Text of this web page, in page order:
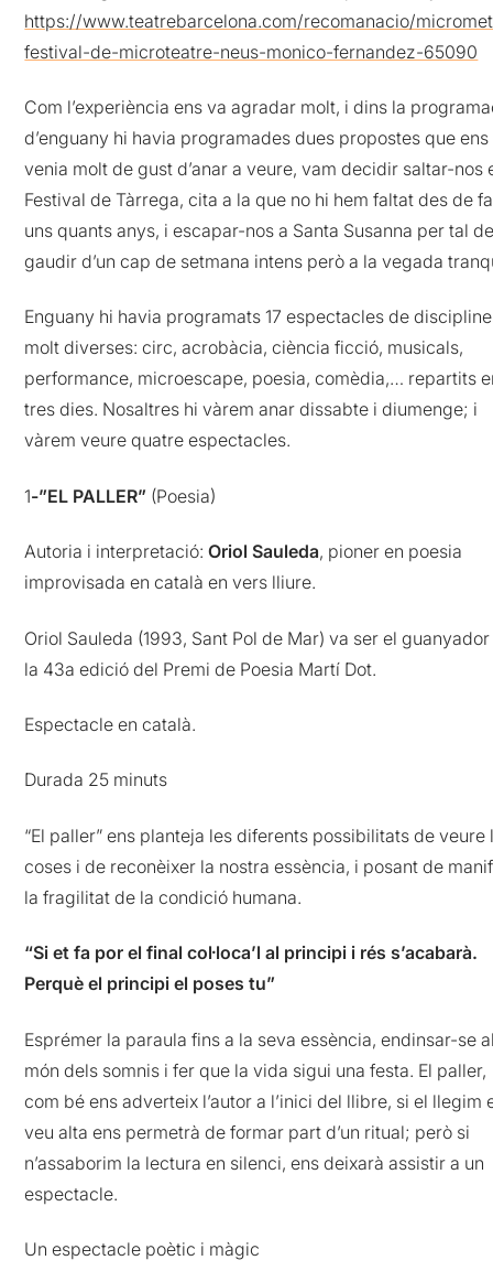
https://www.teatrebarcelona.com/recomanacio/
festival-de-microteatre-neus-monico-fernandez-65090
Com l’experiència ens va agradar molt, i dins la
d’enguany hi havia programades dues propostes que ens
venia molt de gust d’anar a veure, vam decidir saltar-nos
Festival de Tàrrega, cita a la que no hi hem faltat des de fa
uns quants anys, i escapar-nos a Santa Susanna per tal
gaudir d’un cap de setmana intens però a la vegada
Enguany hi havia programats 17 espectacles de
molt diverses: circ, acrobàcia, ciència ficció, musicals,
performance, microescape, poesia, comèdia,… repartits
tres dies. Nosaltres hi vàrem anar dissabte i diumenge; i
vàrem veure quatre espectacles.
1-”EL PALLER” (Poesia)
Autoria i interpretació:Oriol Sauleda, pioner en poesia
improvisada en català en vers lliure.
Oriol Sauleda (1993, Sant Pol de Mar) va ser el
la 43a edició del Premi de Poesia Martí Dot.
Espectacle en català.
Durada 25 minuts
“El paller” ens planteja les diferents possibilitats de veure
coses i de reconèixer la nostra essència, i posant de
la fragilitat de la condició humana.
“Si et fa por el final col·loca’l al principi i rés s’acabarà.
Perquè el principi el poses tu”
Esprémer la paraula fins a la seva essència, endinsar-se
món dels somnis i fer que la vida sigui una festa. El paller,
com bé ens adverteix l’autor a l’inici del llibre, si el llegim
veu alta ens permetrà de formar part d’un ritual; però si
n’assaborim la lectura en silenci, ens deixarà assistir a un
espectacle.
Un espectacle poètic i màgic